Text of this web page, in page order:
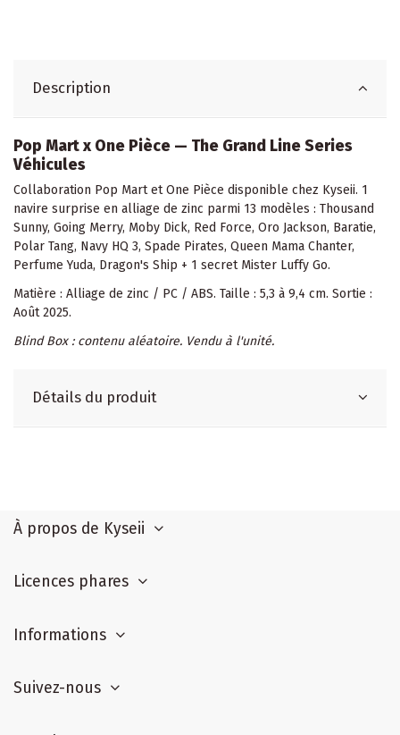
Description
Pop Mart x One Pièce — The Grand Line Series
Véhicules
Collaboration Pop Mart et One Pièce disponible chez Kyseii. 1
navire surprise en alliage de zinc parmi 13 modèles : Thousand
Sunny, Going Merry, Moby Dick, Red Force, Oro Jackson, Baratie,
Polar Tang, Navy HQ 3, Spade Pirates, Queen Mama Chanter,
Perfume Yuda, Dragon's Ship + 1 secret Mister Luffy Go.
Matière : Alliage de zinc / PC / ABS. Taille : 5,3 à 9,4 cm. Sortie :
Août 2025.
Blind Box : contenu aléatoire. Vendu à l'unité.
Détails du produit
À propos de Kyseii
Licences phares
Informations
Suivez-nous